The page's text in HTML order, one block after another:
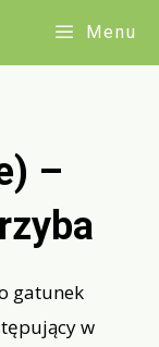
Menu
–
gatunek
w